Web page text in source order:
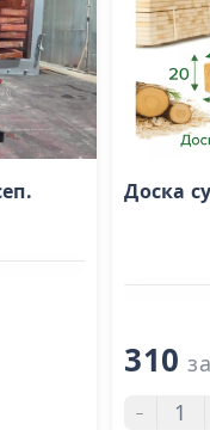
Доска
310
-